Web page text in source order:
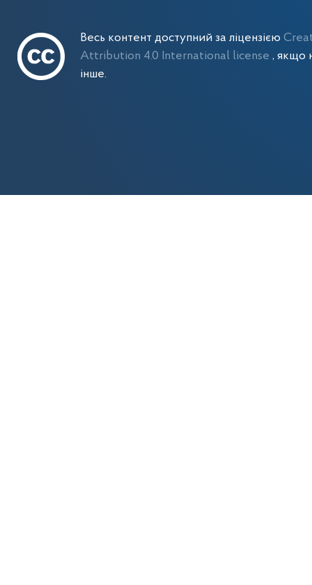
Весь контент доступний за ліцензією
Attribution 4.0 International license , якщо
інше.